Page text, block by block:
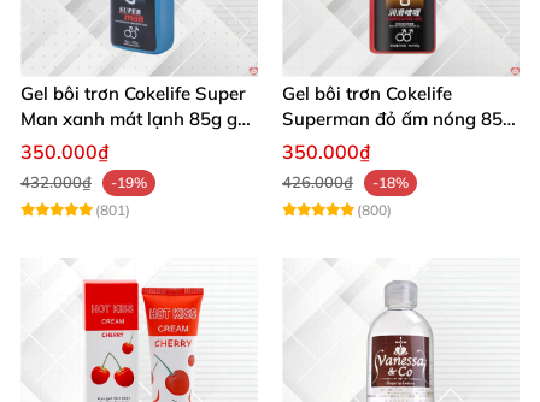
Gel bôi trơn Cokelife Super
Man xanh mát lạnh 85g gel
hậu môn cho gay
350.000₫
432.000₫
-19%
(801)
Gel bôi trơn Cokelife
Superman đỏ ấm nóng 85g
kích thích, giảm đau rát
350.000₫
426.000₫
-18%
(800)